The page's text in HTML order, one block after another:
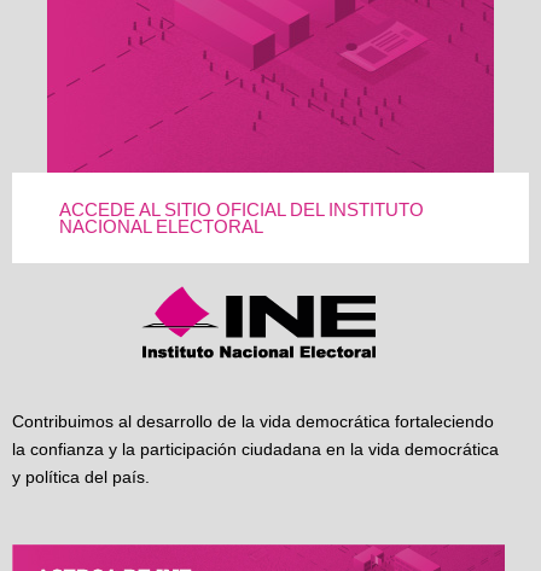
ACCEDE AL SITIO OFICIAL DEL INSTITUTO
NACIONAL ELECTORAL
Contribuimos al desarrollo de la vida democrática fortaleciendo
la confianza y la participación ciudadana en la vida democrática
y política del país.